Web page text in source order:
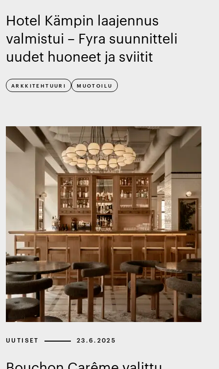
Hotel Kämpin laajennus
valmistui – Fyra suunnitteli
uudet huoneet ja sviitit
ARKKITEHTUURI MUOTOILU
UUTISET 23.6.2025